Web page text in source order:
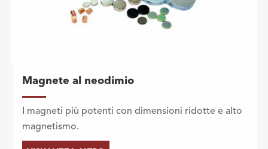
Magnete al neodimio
I magneti più potenti con dimensioni ridotte e alto
magnetismo.